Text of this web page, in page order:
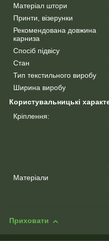
Матеріал штори
Принти, візерунки
Рекомендована довжина
карниза
Спосіб підвісу
Стан
Тип текстильного виробу
Ширина виробу
Користувальницькі
Кріплення:
Матеріали
Приховати